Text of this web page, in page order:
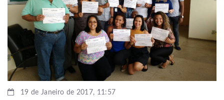
19 de Janeiro de 2017, 11:57